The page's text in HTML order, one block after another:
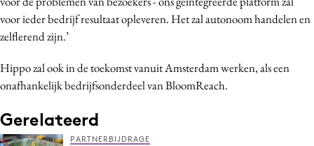
voor ieder bedrijf resultaat opleveren. Het zal autonoom handelen en
zelflerend zijn.’
Hippo zal ook in de toekomst vanuit Amsterdam werken, als een
onafhankelijk bedrijfsonderdeel van BloomReach.
Gerelateerd
PARTNERBIJDRAGE